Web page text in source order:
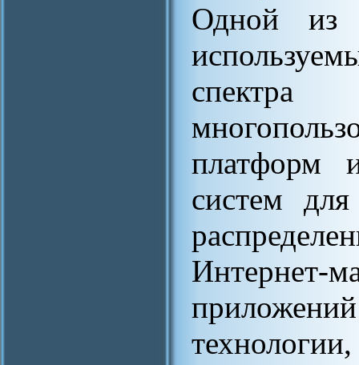
Одной из
платформ
систем